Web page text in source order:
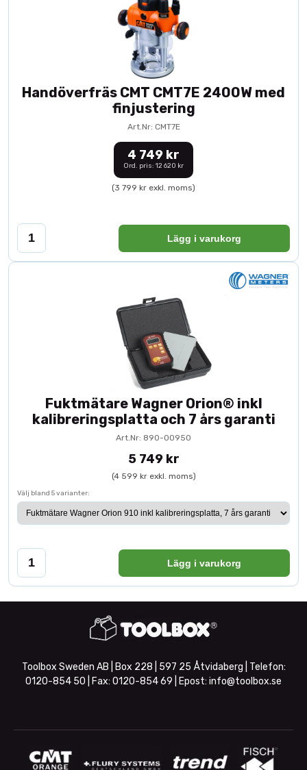
Handöverfräs CMT CMT7E 2400W med
finjustering
Art.Nr: CMT7E
4 749 kr
Ord. pris: 12 620 kr
(3 799 kr exkl. moms)
Lägg i varukorg
Fuktmätare Wagner Orion® inkl
kalibreringsplatta och 7 års garanti
Art.Nr: 890-00950
5 749 kr
(4 599 kr exkl. moms)
Välj bland 5 varianter:
Lägg i varukorg
Toolbox Sweden AB | Box 228 | 597 25 Åtvidaberg | Telefon:
0120-854 50 | Fax: 0120-854 69 | Epost: info@toolbox.se